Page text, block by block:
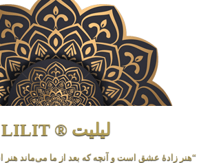
لیلیت ® LILIT
“هنر زادهٔ عشق است و آنچه که بعد از ما می‌ماند